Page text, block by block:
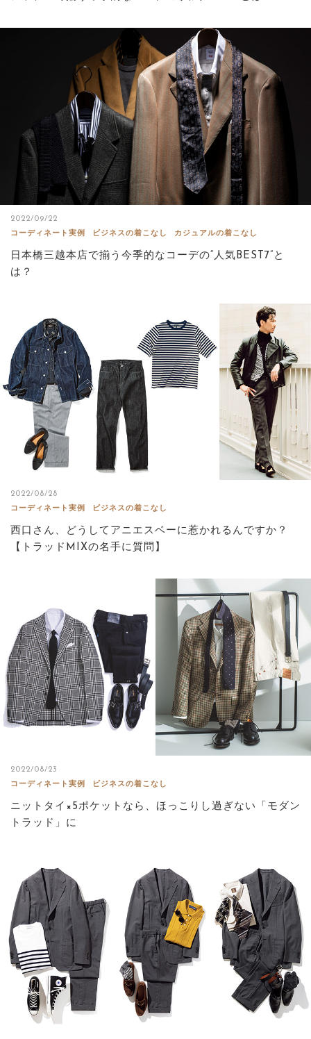
2022/09/22
コーディネート実例
ビジネスの着こなし カジュアルの着こなし
日本橋三越本店で揃う今季的なコーデの“人気BEST7”と
は？
2022/08/28
コーディネート実例
ビジネスの着こなし
西口さん、どうしてアニエスベーに惹かれるんですか？
【トラッドMIXの名手に質問】
2022/08/23
コーディネート実例
ビジネスの着こなし
ニットタイ×5ポケットなら、ほっこりし過ぎない「モダン
トラッド」に